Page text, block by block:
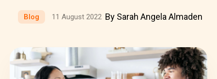
Blog 11 August 2022 By Sarah Angela Almaden